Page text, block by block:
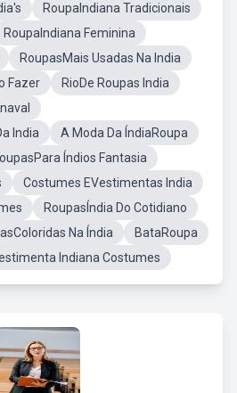
RoupaIndiana Tradicionais
RoupaIndiana Feminina
RoupasMais Usadas Na India
Fazer
RioDe Roupas India
India
A Moda Da ÍndiaRoupa
Índios Fantasia
Costumes EVestimentas India
RoupasÍndia Do Cotidiano
Na Índia
BataRoupa
Indiana Costumes